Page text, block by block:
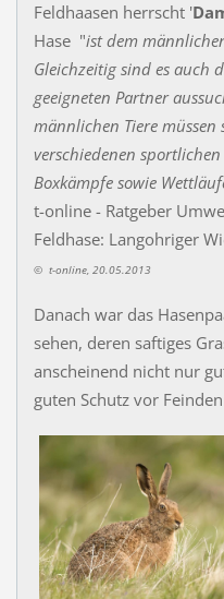
Feldhaasen herrscht '
Hase "ist dem
Gleichzeitig sind es auch
geeigneten Partner
männlichen Tiere
verschiedenen
Boxkämpfe sowie
t-online - Ratgeber
Feldhase: Langohriger
© t-online, 20.05.2013
Danach war das
sehen, deren saftiges
anscheinend nicht nur
guten Schutz vor